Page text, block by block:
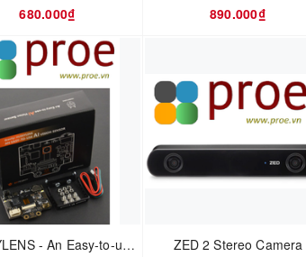
680.000₫
890.000₫
HUSKYLENS - An Easy-to-use AI Machine Vision Sensor
ZED 2 Stereo Camera